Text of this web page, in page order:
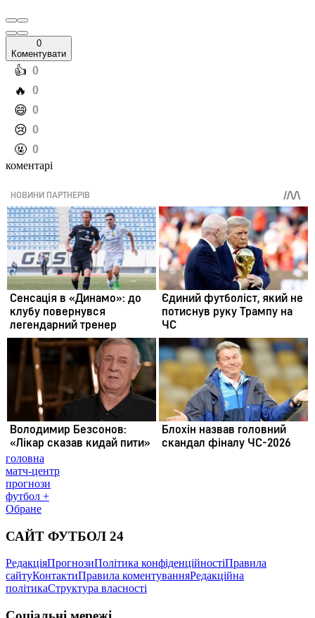
0
Коментувати
️👍 0
️🔥 0
️😄 0
️😢 0
️🤬 0
коментарі
головна
матч-центр
прогнози
футбол +
Обране
САЙТ ФУТБОЛ 24
РедакціяПрогнозиПолітика конфіденційностіПравила
сайтуКонтактиПравила коментуванняРедакційна
політикаСтруктура власності